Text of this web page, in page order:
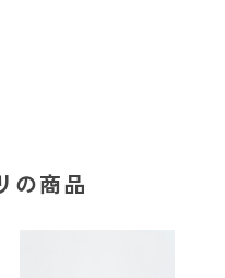
の商品